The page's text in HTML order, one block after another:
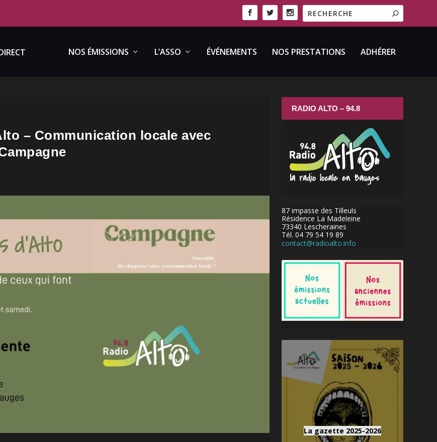
NOS ÉMISSIONS L’ASSO ÉVÉNEMENTS NOS PRESTATIONS ADHÉRER
– Communication locale avec
RADIO ALTO – 94.8
87 impasse des Tilleuls
Résidence La Madeleine
73340 Lescheraines
Tél. 04 79 54 19 89
contact@radioalto.info
La gazette 2025-2026